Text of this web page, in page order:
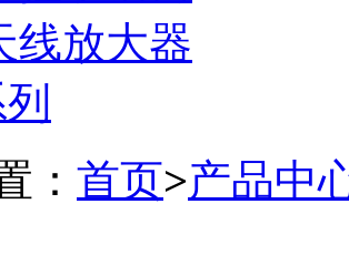
线放大器
： 首页>产品中